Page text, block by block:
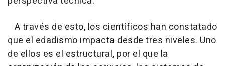
A través de esto, los científicos han constatado
que el edadismo impacta desde tres niveles. Uno
de ellos es el estructural, por el que la